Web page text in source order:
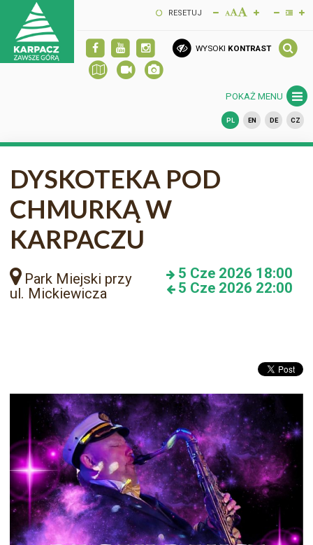
RESETUJ
WYSOKI KONTRAST
POKAŻ MENU
PL EN DE CZ
DYSKOTEKA POD
CHMURKĄ W
KARPACZU
Park Miejski przy
ul. Mickiewicza
5 Cze 2026 18:00
5 Cze 2026 22:00